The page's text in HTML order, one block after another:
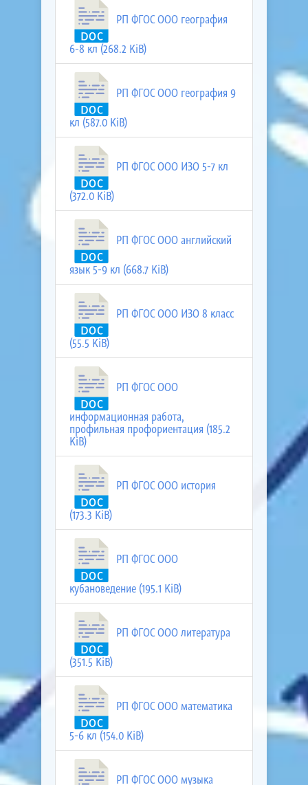
РП ФГОС ООО география
6-8 кл (268.2 KiB)
РП ФГОС ООО география 9
кл (587.0 KiB)
РП ФГОС ООО ИЗО 5-7 кл
(372.0 KiB)
РП ФГОС ООО английский
язык 5-9 кл (668.7 KiB)
РП ФГОС ООО ИЗО 8 класс
(55.5 KiB)
РП ФГОС ООО
информационная работа,
профильная профориентация (185.2
KiB)
РП ФГОС ООО история
(173.3 KiB)
РП ФГОС ООО
кубановедение (195.1 KiB)
РП ФГОС ООО литература
(351.5 KiB)
РП ФГОС ООО математика
5-6 кл (154.0 KiB)
РП ФГОС ООО музыка